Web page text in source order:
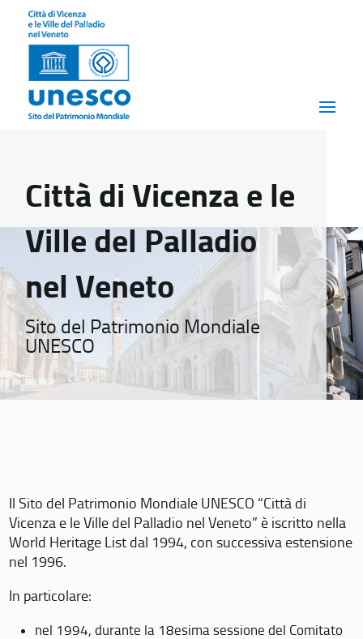
Città di Vicenza e le
Ville del Palladio
nel Veneto
Sito del Patrimonio Mondiale
UNESCO
Il Sito del Patrimonio Mondiale UNESCO “Città di
Vicenza e le Ville del Palladio nel Veneto” è iscritto nella
World Heritage List dal 1994, con successiva estensione
nel 1996.
In particolare:
nel 1994, durante la 18esima sessione del Comitato